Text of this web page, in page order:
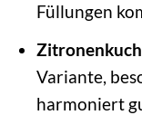
Füllungen
Variante,
harmoniert